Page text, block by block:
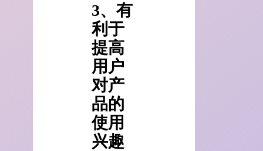
3、有
利于
提高
用户
对产
品的
使用
兴趣